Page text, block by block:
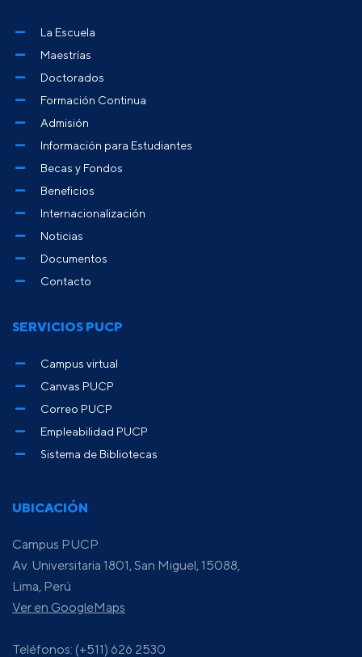
UBICACIÓN
Campus PUCP
Av. Universitaria 1801, San Miguel, 15088,
Lima, Perú
Ver en GoogleMaps
Teléfonos: (+511) 626 2530
La Escuela
Maestrías
Doctorados
Formación Continua
Admisión
Información para Estudiantes
Becas y Fondos
Beneficios
Internacionalización
Noticias
Documentos
Contacto
SERVICIOS PUCP
Campus virtual
Canvas PUCP
Correo PUCP
Empleabilidad PUCP
Sistema de Bibliotecas